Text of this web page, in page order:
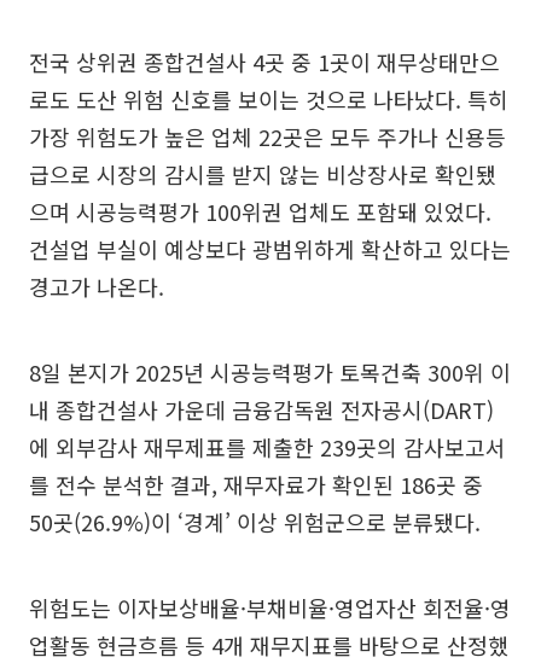
전국 상위권 종합건설사 4곳 중 1곳이 재무상태만으
로도 도산 위험 신호를 보이는 것으로 나타났다. 특히
가장 위험도가 높은 업체 22곳은 모두 주가나 신용등
급으로 시장의 감시를 받지 않는 비상장사로 확인됐
으며 시공능력평가 100위권 업체도 포함돼 있었다.
건설업 부실이 예상보다 광범위하게 확산하고 있다는
경고가 나온다.
8일 본지가 2025년 시공능력평가 토목건축 300위 이
내 종합건설사 가운데 금융감독원 전자공시(DART)
에 외부감사 재무제표를 제출한 239곳의 감사보고서
를 전수 분석한 결과, 재무자료가 확인된 186곳 중
50곳(26.9%)이 ‘경계’ 이상 위험군으로 분류됐다.
위험도는 이자보상배율·부채비율·영업자산 회전율·영
업활동 현금흐름 등 4개 재무지표를 바탕으로 산정했